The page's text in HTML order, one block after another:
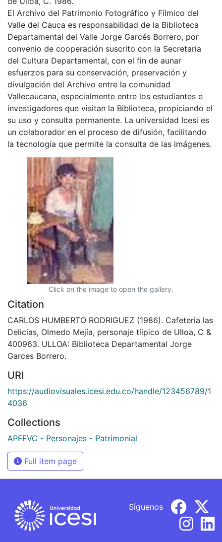
El Archivo del Patrimonio Fotográfico y Fílmico del
Valle del Cauca es responsabilidad de la Biblioteca
Departamental del Valle Jorge Garcés Borrero, por
convenio de cooperación suscrito con la Secretaria
del Cultura Departamental, con el fin de aunar
esfuerzos para su conservación, preservación y
divulgación del Archivo entre la comunidad
Vallecaucana, especialmente entre los estudiantes e
investigadores que visitan la Biblioteca, propiciando el
su uso y consulta permanente. La universidad Icesi es
un colaborador en el proceso de difusión, facilitando
la tecnología que permite la consulta de las imágenes.
Click on the image to open the gallery.
Citation
CARLOS HUMBERTO RODRIGUEZ (1986). Cafeteria las
Delicias, Olmedo Mejía, personaje tíipico de Ulloa, C &
400963. ULLOA: Biblioteca Departamental Jorge
Garces Borrero.
URI
https://audiovisuales.icesi.edu.co/handle/123456789/1
4036
Collections
APFFVC - Personajes - Patrimonial
Full item page
Síguenos